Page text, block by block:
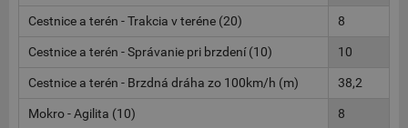
Cestnice a terén - Trakcia v teréne (20) 8
Cestnice a terén - Správanie pri brzdení (10) 10
Cestnice a terén - Brzdná dráha zo 100km/h (m) 38,2
Mokro - Agilita (10) 8